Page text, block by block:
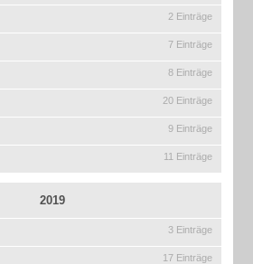
2 Einträge
7 Einträge
8 Einträge
20 Einträge
9 Einträge
11 Einträge
2019
3 Einträge
17 Einträge